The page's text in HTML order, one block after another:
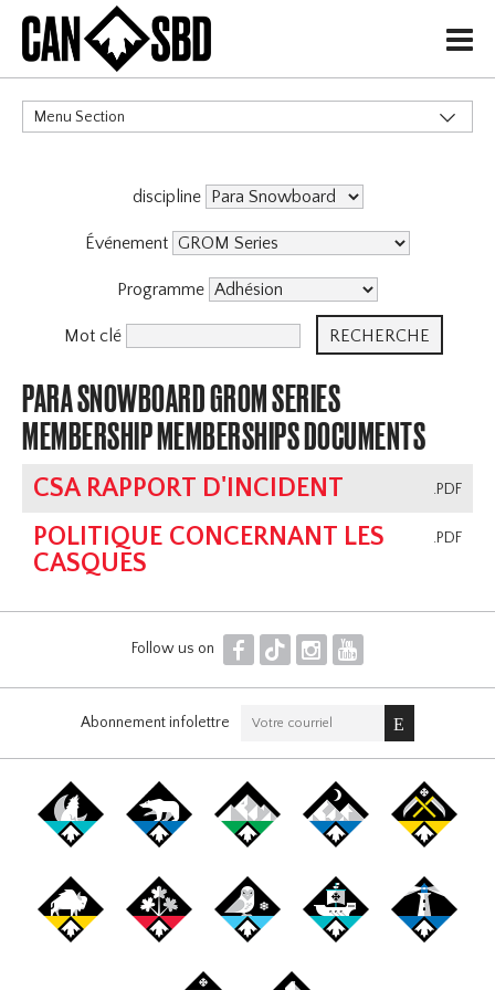
H
Menu Section
discipline
Événement
Programme
Mot clé
PARA SNOWBOARD GROM SERIES
MEMBERSHIP MEMBERSHIPS DOCUMENTS
.PDF
CSA RAPPORT D'INCIDENT
.PDF
POLITIQUE CONCERNANT LES
CASQUES
Follow us on F T I Y
Abonnement infolettre